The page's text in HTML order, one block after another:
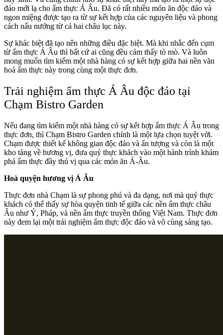
đáo mới lạ cho ẩm thực Á Âu. Đã có rất nhiều món ăn độc đáo và
ngon miệng được tạo ra từ sự kết hợp của các nguyên liệu và phong
cách nấu nướng từ cả hai châu lục này.
Sự khác biệt đã tạo nên những điều đặc biệt. Mà khi nhắc đến cụm
từ ẩm thực Á Âu thì bất cứ ai cũng đều cảm thấy tò mò. Và luôn
mong muốn tìm kiếm một nhà hàng có sự kết hợp giữa hai nền văn
hoá ẩm thực này trong cùng một thực đơn.
Trải nghiệm ẩm thực Á Âu độc đáo tại
Chạm Bistro Garden
Nếu đang tìm kiếm một nhà hàng có sự kết hợp ẩm thực Á Âu trong
thực đơn, thì Chạm Bistro Garden chính là một lựa chọn tuyệt vời.
Chạm được thiết kế không gian độc đáo và ấn tượng và còn là một
kho tàng về hương vị, đưa quý thực khách vào một hành trình khám
phá ẩm thực đầy thú vị qua các món ăn Á-Âu.
Hoà quyện hương vị Á Âu
Thực đơn nhà Chạm là sự phong phú và đa dạng, nơi mà quý thực
khách có thể thấy sự hòa quyện tinh tế giữa các nền ẩm thực châu
Âu như Ý, Pháp, và nền ẩm thực truyền thống Việt Nam. Thực đơn
này đem lại một trải nghiệm ẩm thực độc đáo và vô cùng sáng tạo.